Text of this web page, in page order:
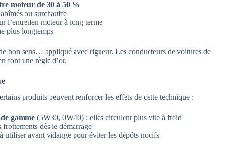
moteur de 30 à 50 %
ou surchauffe
l’entretien moteur à long terme
plus longtemps
bon sens… appliqué avec rigueur. Les conducteurs de voitures de
font une règle d’or.
produits peuvent renforcer les effets de cette technique :
gamme (5W30, 0W40) : elles circulent plus vite à froid
frottements dès le démarrage
utiliser avant vidange pour éviter les dépôts nocifs